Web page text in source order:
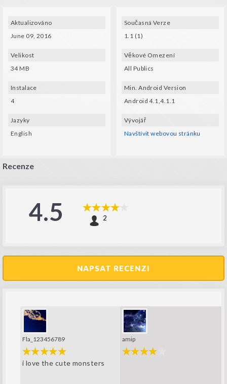
- Gyroscope
- Compatible VR glasses (VXMASK, Lakento, Durovis, Google Cardboard, etc.)
Aktualizováno
June 09, 2016
Velikost
34 MB
Instalace
4
Jazyky
English
Současná Verze
1.1 (1)
Věkové Omezení
All Publics
Min. Android Version
Android 4.1,4.1.1
Vývojář
Navštívit webovou stránku
Recenze
4.5 2
NAPSAT RECENZI
Fla_123456789
i love the cute monsters
amip